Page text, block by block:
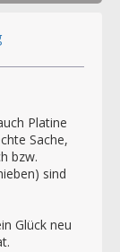
Platine
Sache,
bzw.
sind
Glück neu